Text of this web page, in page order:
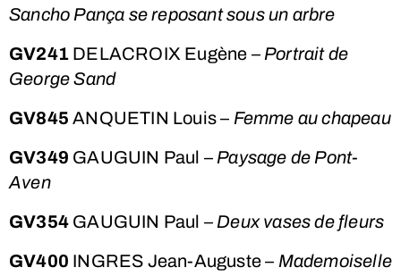
Sancho Pança se reposant sous un arbre
GV241 DELACROIX Eugène – Portrait de
George Sand
GV845 ANQUETIN Louis – Femme au chapeau
GV349 GAUGUIN Paul – Paysage de Pont-
Aven
GV354 GAUGUIN Paul – Deux vases de fleurs
GV400 INGRES Jean-Auguste – Mademoiselle